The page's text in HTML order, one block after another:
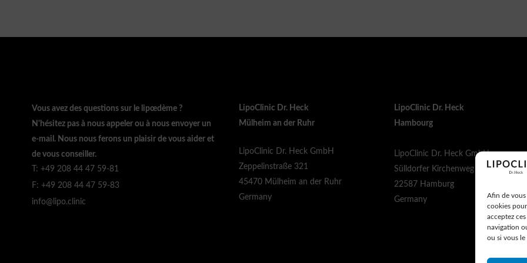
Afin de
cookies
acceptez
navigation
ou si vous le
Vous avez des questions sur le lipœdème ?
N'hésitez pas à nous appeler ou à nous envoyer un
e-mail. Nous nous ferons un plaisir de vous aider et
de vous conseiller.
T: +49 208 44 47 59-81
F: +49 208 44 47 59-83
info@lipo.clinic
LipoClinic Dr. Heck
Mülheim an der Ruhr
LipoClinic Dr. Heck GmbH
Zeppelinstraße 321
45470 Mülheim an der Ruhr
Germany
LipoClinic Dr. Heck
Hambourg
LipoClinic Dr. Heck GmbH
Sülldorfer Kirchenweg 1b
22587 Hamburg
Germany